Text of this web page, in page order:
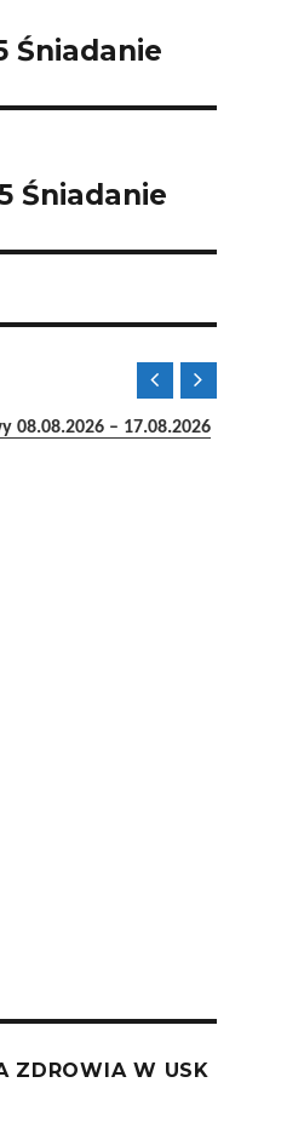
Śniadanie
Śniadanie

08.08.2026 – 17.08.2026

ZDROWIA W USK